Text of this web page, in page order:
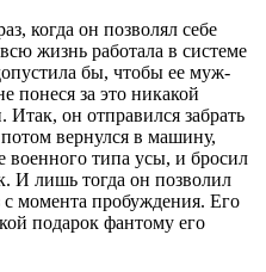
когда он позволял себе
жизнь работала в системе
бы, чтобы ее муж-
понеся за это никакой
Итак, он отправился забрать
вернулся в машину,
военного типа усы, и бросил
И лишь тогда он позволил
с момента пробуждения. Его
подарок фантому его